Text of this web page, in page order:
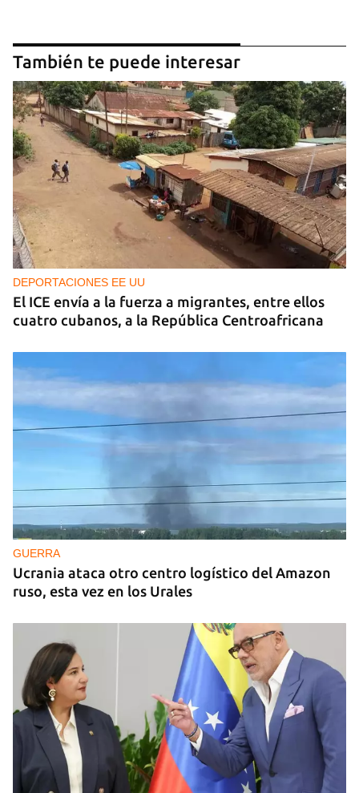
También te puede interesar
DEPORTACIONES EE UU
El ICE envía a la fuerza a migrantes, entre ellos
cuatro cubanos, a la República Centroafricana
GUERRA
Ucrania ataca otro centro logístico del Amazon
ruso, esta vez en los Urales